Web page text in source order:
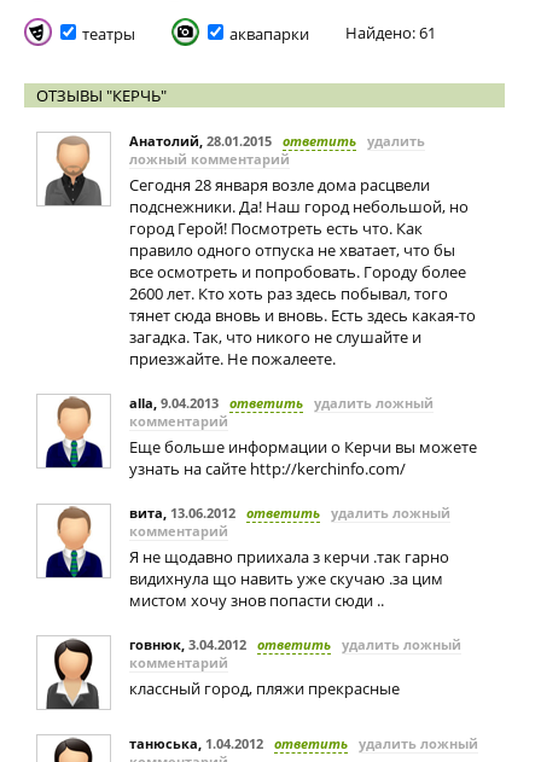
театры аквапарки Найдено: 61
ОТЗЫВЫ "КЕРЧЬ"
Анатолий, 28.01.2015 ответить удалить
ложный комментарий
Сегодня 28 января возле дома расцвели
подснежники. Да! Наш город небольшой, но
город Герой! Посмотреть есть что. Как
правило одного отпуска не хватает, что бы
все осмотреть и попробовать. Городу более
2600 лет. Кто хоть раз здесь побывал, того
тянет сюда вновь и вновь. Есть здесь какая-то
загадка. Так, что никого не слушайте и
приезжайте. Не пожалеете.
alla, 9.04.2013 ответить удалить ложный
комментарий
Еще больше информации о Керчи вы можете
узнать на сайте http://kerchinfo.com/
вита, 13.06.2012 ответить удалить ложный
комментарий
Я не щодавно приихала з керчи .так гарно
видихнула що навить уже скучаю .за цим
мистом хочу знов попасти сюди ..
говнюк, 3.04.2012 ответить удалить ложный
комментарий
классный город, пляжи прекрасные
танюська, 1.04.2012 ответить удалить ложный